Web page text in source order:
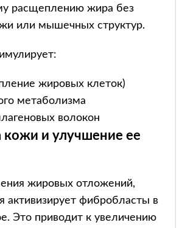
расщеплению жира без
или мышечных структур.
жировых клеток)
метаболизма
волокон
кожи и улучшение ее
жировых отложений,
активизирует фибробласты в
Это приводит к увеличению